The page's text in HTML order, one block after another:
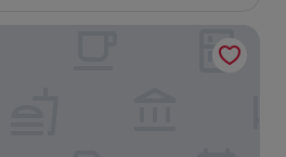
Calais Coquelles Tunnel s/